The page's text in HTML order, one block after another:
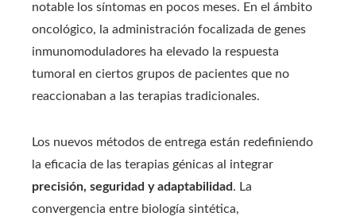
notable los síntomas en pocos meses. En el ámbito
oncológico, la administración focalizada de genes
inmunomoduladores ha elevado la respuesta
tumoral en ciertos grupos de pacientes que no
reaccionaban a las terapias tradicionales.
Los nuevos métodos de entrega están redefiniendo
la eficacia de las terapias génicas al integrar
precisión, seguridad y adaptabilidad. La
convergencia entre biología sintética,